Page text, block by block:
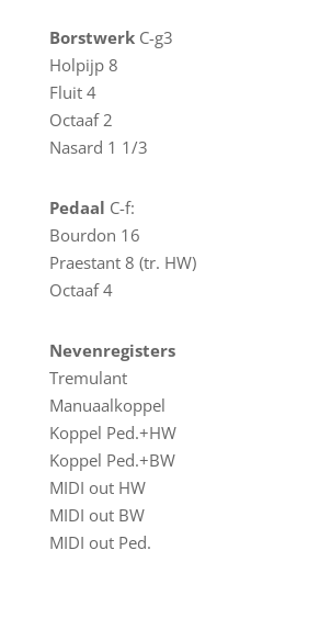
BorstwerkC-g3
Holpijp 8
Fluit 4
Octaaf 2
Nasard 1 1/3
Pedaal C-f:
Bourdon 16
Praestant 8 (tr. HW)
Octaaf 4
Nevenregisters
Tremulant
Manuaalkoppel
Koppel Ped.+HW
Koppel Ped.+BW
MIDI out HW
MIDI out BW
MIDI out Ped.